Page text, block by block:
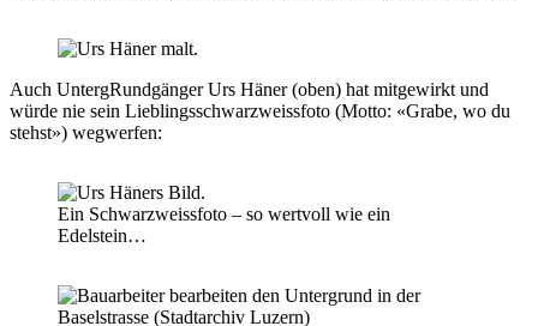
Auch UntergRundgänger Urs Häner (oben) hat mitgewirkt und
würde nie sein Lieblingsschwarzweissfoto (Motto: «Grabe, wo du
stehst») wegwerfen:
Ein Schwarzweissfoto – so wertvoll wie ein
Edelstein…